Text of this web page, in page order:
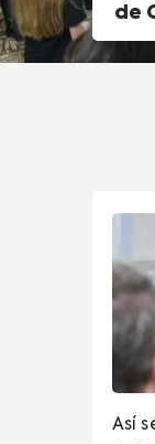
de
Así